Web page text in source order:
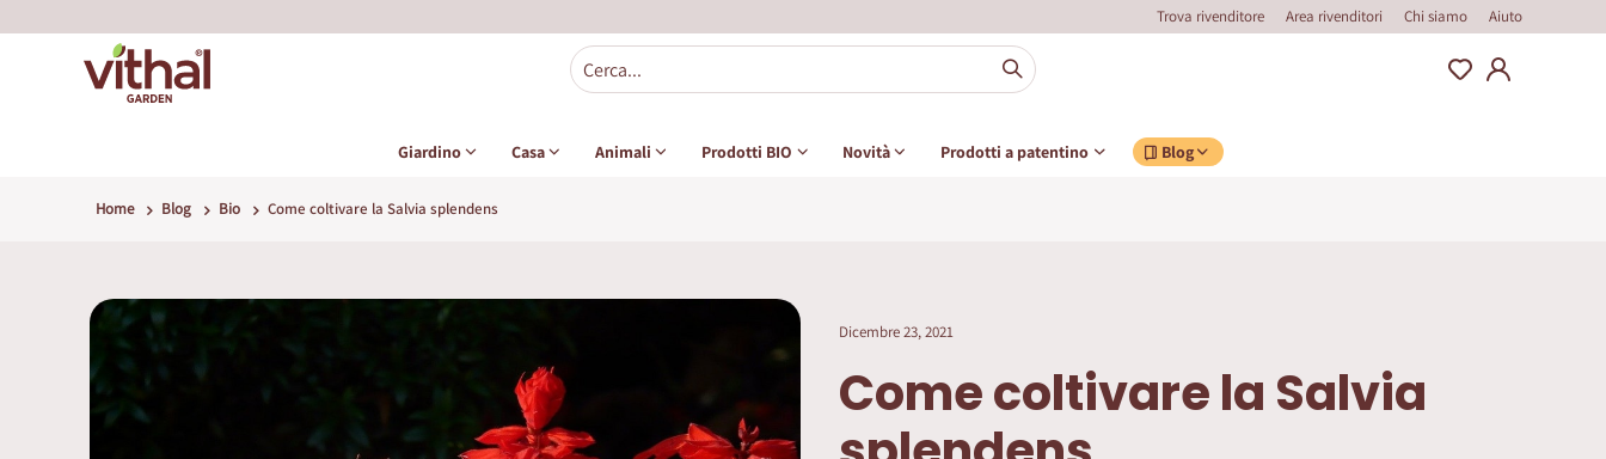
Trova rivenditore Area rivenditori Chi siamo Aiuto
Giardino Casa Animali Prodotti BIO Novità Prodotti a patentino Blog
Home Blog Bio Come coltivare la Salvia splendens
Dicembre 23, 2021
Come coltivare la Salvia